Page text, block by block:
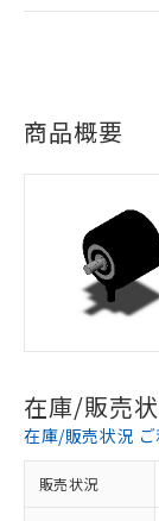
商品概要
在庫/販売
在庫/販売状況
販売状況